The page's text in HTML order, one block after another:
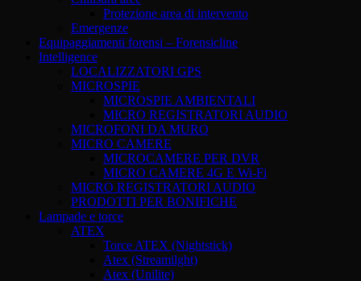
Protezione area di intervento
Emergenze
Equipaggiamenti forensi – Forensicline
Intelligence
LOCALIZZATORI GPS
MICROSPIE
MICROSPIE AMBIENTALI
MICRO REGISTRATORI AUDIO
MICROFONI DA MURO
MICRO CAMERE
MICROCAMERE PER DVR
MICRO CAMERE 4G E Wi-Fi
MICRO REGISTRATORI AUDIO
PRODOTTI PER BONIFICHE
Lampade e torce
ATEX
Torce ATEX (Nightstick)
Atex (Streamilght)
Atex (Unilite)